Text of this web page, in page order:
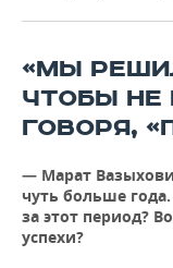
ВОДНЫЕ ВИДЫ
ХОККЕЙ С
ОБРАЗОВАНИЕ
ПРОИСШЕСТВИЯ
«МЫ
ЧТОБЫ НЕ
ГОВОРЯ,
— Марат
чуть больше
за этот период?
успехи?